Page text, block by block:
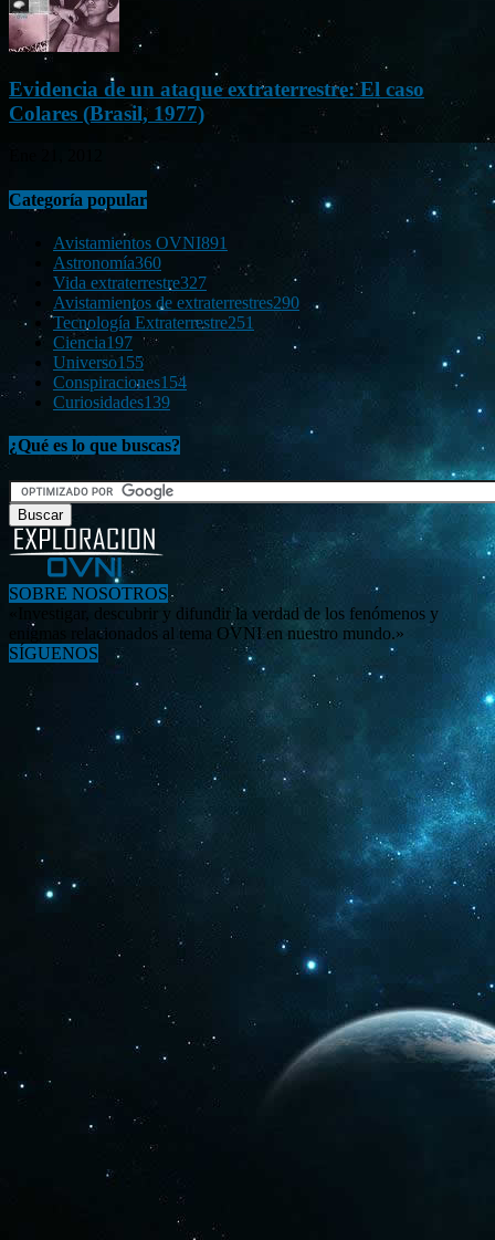
Evidencia de un ataque extraterrestre: El caso
Colares (Brasil, 1977)
Categoría popular
Avistamientos OVNI891
Astronomía360
Vida extraterrestre327
Avistamientos de extraterrestres290
Tecnología Extraterrestre251
Ciencia197
Universo155
Conspiraciones154
Curiosidades139
¿Qué es lo que buscas?
SOBRE NOSOTROS
«Investigar, descubrir y difundir la verdad de los fenómenos y
enigmas relacionados al tema OVNI en nuestro mundo.»
SÍGUENOS